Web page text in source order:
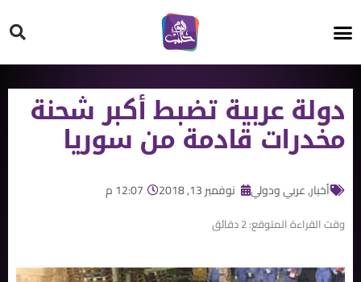
دولة عربية تضبط أكبر شحنة
مخدرات قادمة من سوريا
أخبار,عربي ودولي نوفمبر 13, 2018 12:07 م
وقت القراءة المتوقع:2دقائق